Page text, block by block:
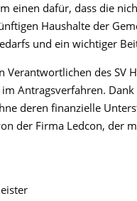
einen dafür, dass die
Haushalteder
und ein wichtiger
Verantwortlichen des SV
Antragsverfahren.
deren finanzielle
der Firma Ledcon, der